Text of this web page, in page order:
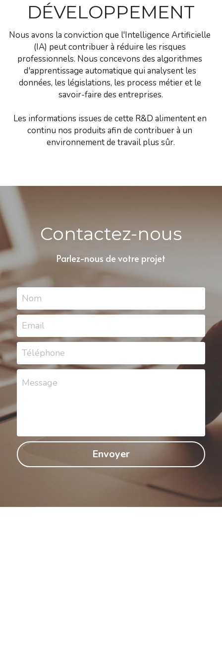
DÉVELOPPEMENT
Nous avons la conviction que l'Intelligence Artificielle
(IA) peut contribuer à réduire les risques
professionnels. Nous concevons des algorithmes
d'apprentissage automatique qui analysent les
données, les législations, les process métier et le
savoir-faire des entreprises.
Les informations issues de cette R&D alimentent en
continu nos produits afin de contribuer à un
environnement de travail plus sûr.
Contactez-nous
Parlez-nous de votre projet
Nom
Email
Téléphone
Message
Envoyer